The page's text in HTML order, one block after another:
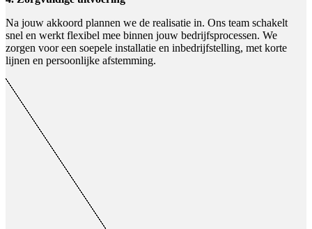
Na jouw akkoord plannen we de realisatie in. Ons team schakelt
snel en werkt flexibel mee binnen jouw bedrijfsprocessen. We
zorgen voor een soepele installatie en inbedrijfstelling, met korte
lijnen en persoonlijke afstemming.